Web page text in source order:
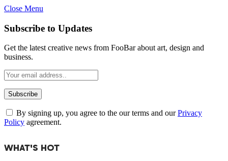
Close Menu
Subscribe to Updates
Get the latest creative news from FooBar about art, design and
business.
By signing up, you agree to the our terms and ourPrivacy
Policy agreement.
WHAT'S HOT